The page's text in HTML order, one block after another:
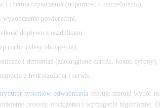
i chemia czyszczenia (odporność i uszczelnienia),
wykończenie powierzchni,
dopływu z osadnikami,
ruchu (klasy obciążenia),
i demontaż (zaokrąglone naroża, kosze, syfony),
z hydroizolacją i serwis.
systemów odwadniania oferuje szeroki wybór
procesy, obciążenia i wymagania higieniczne.